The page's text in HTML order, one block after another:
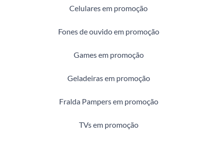
Celulares em promoção
Fones de ouvido em promoção
Games em promoção
Geladeiras em promoção
Fralda Pampers em promoção
TVs em promoção